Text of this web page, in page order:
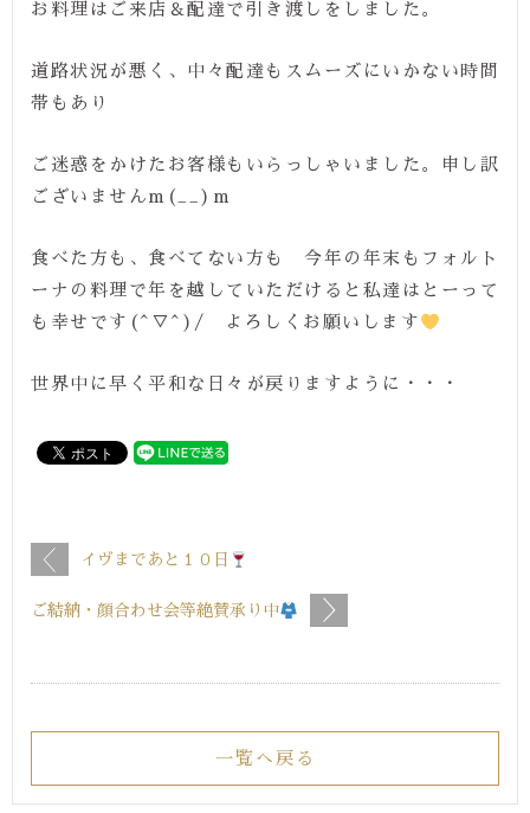
お料理はご来店＆配達で引き渡しをしました。
道路状況が悪く、中々配達もスムーズにいかない時間
帯もあり
ご迷惑をかけたお客様もいらっしゃいました。申し訳
ございませんm(__)m
食べた方も、食べてない方も 今年の年末もフォルト
ーナの料理で年を越していただけると私達はとーって
も幸せです(^▽^)/ よろしくお願いします
世界中に早く平和な日々が戻りますように・・・
イヴまであと１０日
ご結納・顔合わせ会等絶賛承り中
一覧へ戻る